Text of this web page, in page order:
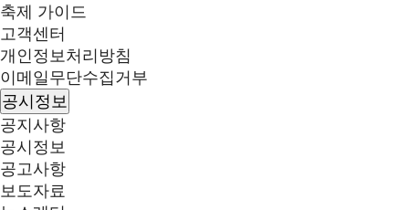
축제 가이드
고객센터
개인정보처리방침
이메일무단수집거부
공시정보
공지사항
공시정보
공고사항
보도자료